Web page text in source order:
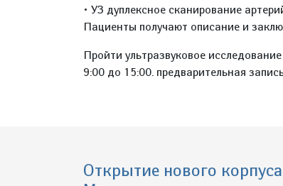
• УЗ дуплексное сканирование
Пациенты получают описание и
Пройти ультразвуковое
9:00 до 15:00. предварительная
Открытие нового